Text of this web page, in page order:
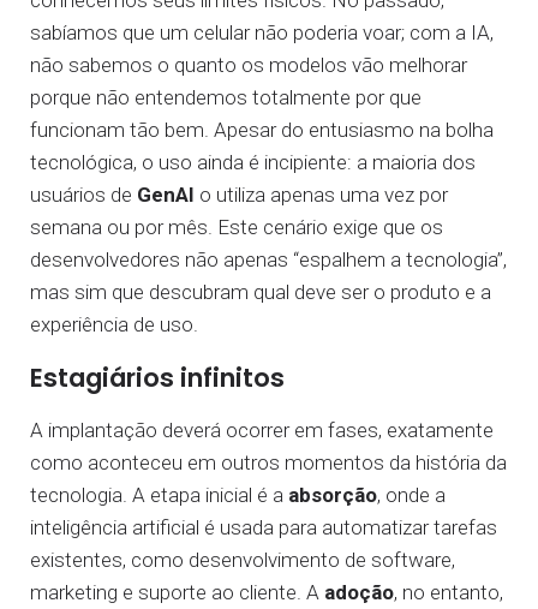
sabíamos que um celular não poderia voar; com a IA,
não sabemos o quanto os modelos vão melhorar
porque não entendemos totalmente por que
funcionam tão bem. Apesar do entusiasmo na bolha
tecnológica, o uso ainda é incipiente: a maioria dos
usuários de GenAI o utiliza apenas uma vez por
semana ou por mês. Este cenário exige que os
desenvolvedores não apenas “espalhem a tecnologia”,
mas sim que descubram qual deve ser o produto e a
experiência de uso.
Estagiários infinitos
A implantação deverá ocorrer em fases, exatamente
como aconteceu em outros momentos da história da
tecnologia. A etapa inicial é a absorção, onde a
inteligência artificial é usada para automatizar tarefas
existentes, como desenvolvimento de software,
marketing e suporte ao cliente. A adoção, no entanto,